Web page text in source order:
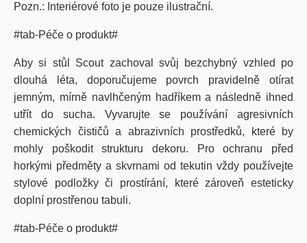
Pozn.: Interiérové foto je pouze ilustrační.
#tab-Péče o produkt#
Aby si stůl Scout zachoval svůj bezchybný vzhled po
dlouhá léta, doporučujeme povrch pravidelně otírat
jemným, mírně navlhčeným hadříkem a následně ihned
utřít do sucha. Vyvarujte se používání agresivních
chemických čističů a abrazivních prostředků, které by
mohly poškodit strukturu dekoru. Pro ochranu před
horkými předměty a skvrnami od tekutin vždy používejte
stylové podložky či prostírání, které zároveň esteticky
doplní prostřenou tabuli.
#tab-Péče o produkt#